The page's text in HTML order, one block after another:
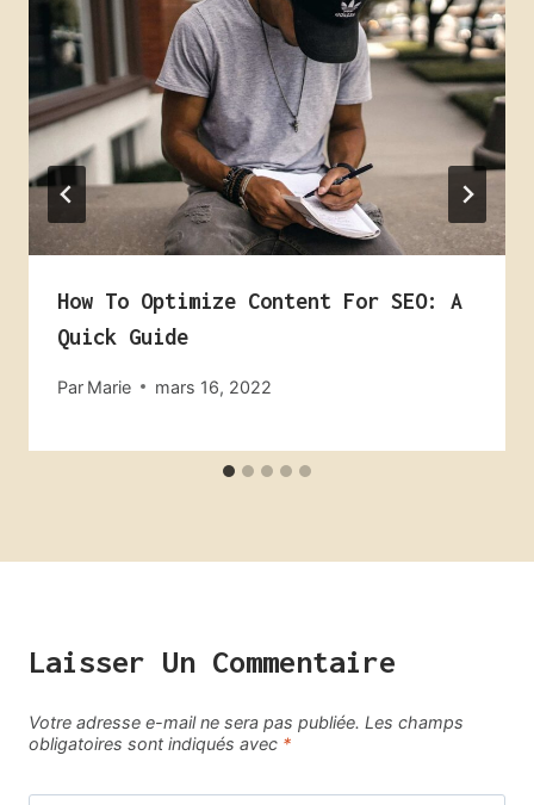
How To Optimize Content For SEO: A
Quick Guide
Par Marie mars 16, 2022
Laisser Un Commentaire
Votre adresse e-mail ne sera pas publiée. Les champs
obligatoires sont indiqués avec *